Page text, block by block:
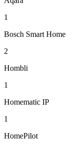
1
Bosch Smart Home
2
Hombli
1
Homematic IP
1
HomePilot